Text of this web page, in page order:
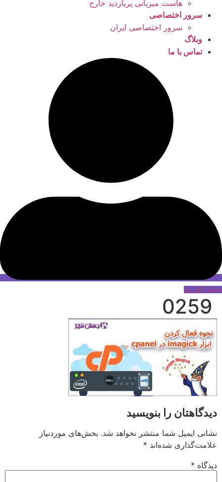
هاست میزبانی پربازدید خارج
سرور اختصاصی
سرور اختصاصی ایران
وبلاگ
تماس با ما
حساب کاربری
0259
دیدگاهتان را بنویسید
نشانی ایمیل شما منتشر نخواهد شد. بخش‌های موردنیاز
علامت‌گذاری شده‌اند *
دیدگاه *